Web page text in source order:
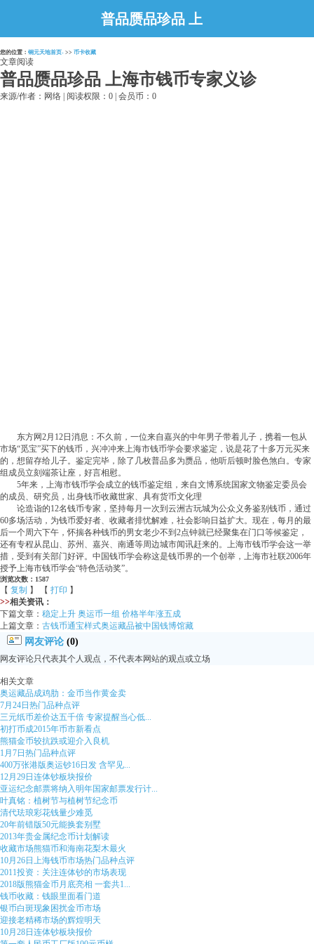
普品赝品珍品 上
海市钱币专家义诊
您的位置： 铜元天地首页- >> 币卡收藏
文章阅读
普品赝品珍品 上海市钱币专家义诊
来源/作者：网络 | 阅读权限：0 | 会员币：0
东方网2月12日消息：不久前，一位来自嘉兴的中年男子带着儿子，携着一包从
市场“觅宝”买下的钱币，兴冲冲来上海市钱币学会要求鉴定，说是花了十多万元买来
的，想留存给儿子。鉴定完毕，除了几枚普品多为赝品，他听后顿时脸色煞白。专家
组成员立刻端茶让座，好言相慰。
5年来，上海市钱币学会成立的钱币鉴定组，来自文博系统国家文物鉴定委员会
的成员、研究员，出身钱币收藏世家、具有货币文化理
论造诣的12名钱币专家，坚持每月一次到云洲古玩城为公众义务鉴别钱币，通过
60多场活动，为钱币爱好者、收藏者排忧解难，社会影响日益扩大。现在，每月的最
后一个周六下午，怀揣各种钱币的男女老少不到2点钟就已经聚集在门口等候鉴定，
还有专程从昆山、苏州、嘉兴、南通等周边城市闻讯赶来的。上海市钱币学会这一举
措，受到有关部门好评。中国钱币学会称这是钱币界的一个创举，上海市社联2006年
授予上海市钱币学会“特色活动奖”。
浏览次数：1587
【 复制 】 【 打印 】
>>相关资讯：
下篇文章： 稳定上升 奥运币一组 价格半年涨五成
上篇文章： 古钱币通宝样式奥运藏品被中国钱博馆藏
网友评论 (0)
网友评论只代表其个人观点，不代表本网站的观点或立场
相关文章
奥运藏品成鸡肋：金币当作黄金卖
7月24日热门品种点评
三元纸币差价达五千倍 专家提醒当心低...
初打币成2015年币市新看点
熊猫金币较抗跌或迎介入良机
1月7日热门品种点评
400万张港版奥运钞16日发 含罕见...
12月29日连体钞板块报价
亚运纪念邮票将纳入明年国家邮票发行计...
叶真铭：植树节与植树节纪念币
清代珐琅彩花钱量少难觅
20年前错版50元能换套别墅
2013年贵金属纪念币计划解读
收藏市场熊猫币和海南花梨木最火
10月26日上海钱币市场热门品种点评
2011投资：关注连体钞的市场表现
2018版熊猫金币月底亮相 一套共1...
钱币收藏：钱眼里面看门道
银币白斑现象困扰金币市场
迎接老精稀市场的辉煌明天
10月28日连体钞板块报价